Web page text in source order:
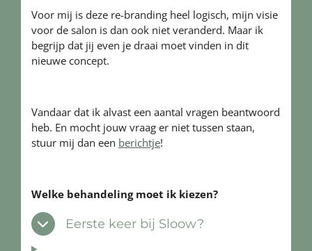
Voor mij is deze re-branding heel logisch, mijn visie
voor de salon is dan ook niet veranderd. Maar ik
begrijp dat jij even je draai moet vinden in dit
nieuwe concept.
Vandaar dat ik alvast een aantal vragen beantwoord
heb. En mocht jouw vraag er niet tussen staan,
stuur mij dan een berichtje!
Welke behandeling moet ik kiezen?
Eerste keer bij Sloow?